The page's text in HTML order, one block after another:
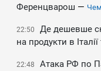
Ференцварош —
22:50
Де дешевше
на продукти в Італії
22:48
Атака РФ по